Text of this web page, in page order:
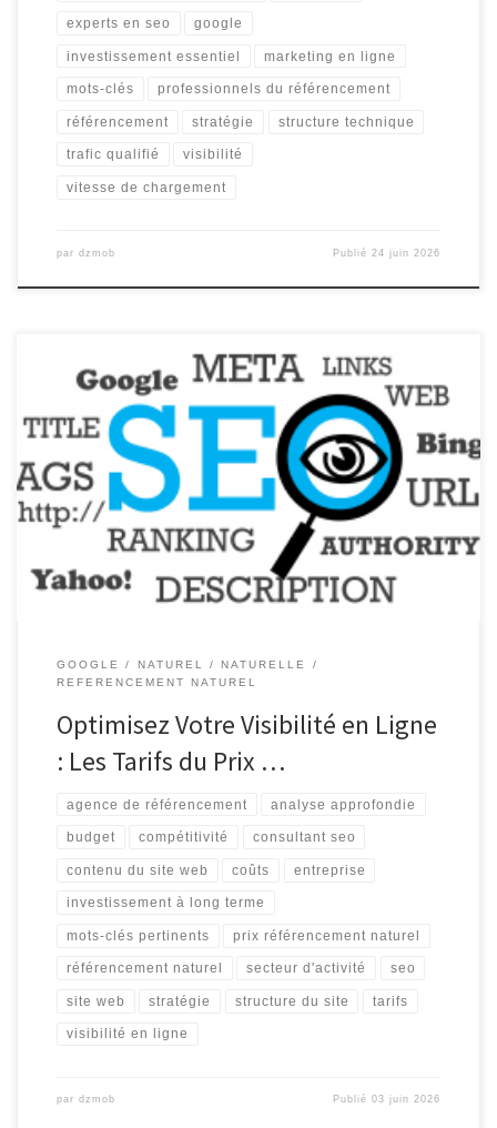
experts en seo google
investissement essentiel marketing en ligne
mots-clés professionnels du référencement
référencement stratégie structure technique
trafic qualifié visibilité
vitesse de chargement
par dzmob Publié 24 juin 2026
Prix Référencement Naturel : Quel Budget Prévoir pour Optimiser
Votre Visibilité en Ligne ? Prix Référencement Naturel : Quel
Budget Prévoir pour Optimiser Votre Visibilité en Ligne ? Le
référencement naturel, également connu sous le nom de SEO
(Search Engine Optimization), est un élément crucial pour toute
entreprise cherchant à […]
GOOGLE NATUREL
NATURELLE
REFERENCEMENT NATUREL
Optimisez Votre Visibilité en Ligne
: Les Tarifs du Prix …
agence de référencement analyse approfondie
budget compétitivité consultant seo
contenu du site web coûts entreprise
investissement à long terme
mots-clés pertinents prix référencement naturel
référencement naturel secteur d'activité seo
site web stratégie structure du site tarifs
visibilité en ligne
par dzmob Publié03 juin 2026